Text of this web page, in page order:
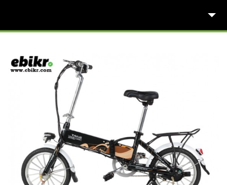
แนะนำโซลูชั่น
Ebikr Blog →